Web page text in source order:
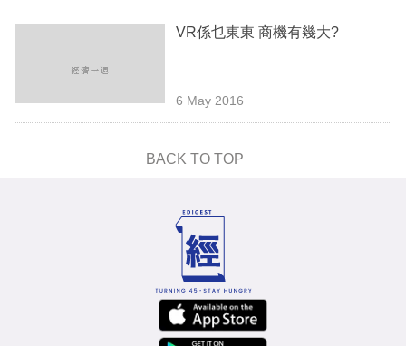
VR係乜東東 商機有幾大?
6 May 2016
BACK TO TOP